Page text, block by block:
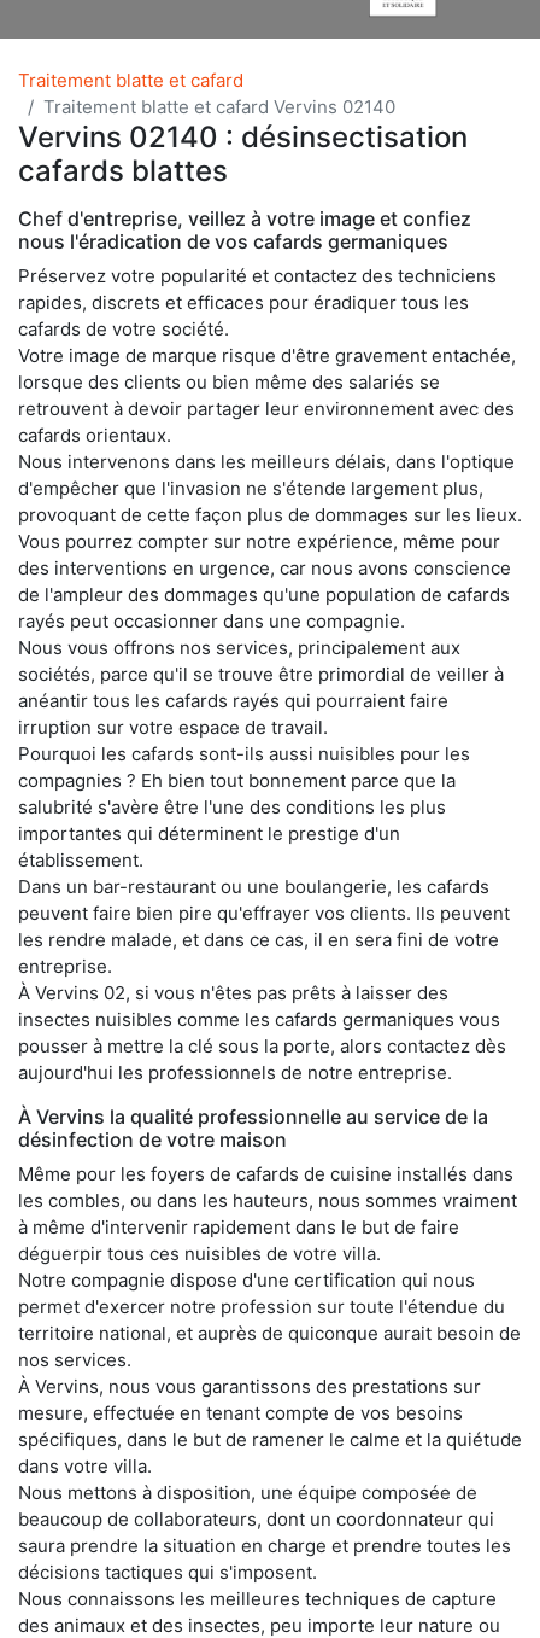
Traitement blatte et cafard
Traitement blatte et cafard Vervins 02140
Vervins 02140 : désinsectisation
cafards blattes
Chef d'entreprise, veillez à votre image et confiez
nous l'éradication de vos cafards germaniques
Préservez votre popularité et contactez des techniciens
rapides, discrets et efficaces pour éradiquer tous les
cafards de votre société.
Votre image de marque risque d'être gravement entachée,
lorsque des clients ou bien même des salariés se
retrouvent à devoir partager leur environnement avec des
cafards orientaux.
Nous intervenons dans les meilleurs délais, dans l'optique
d'empêcher que l'invasion ne s'étende largement plus,
provoquant de cette façon plus de dommages sur les lieux.
Vous pourrez compter sur notre expérience, même pour
des interventions en urgence, car nous avons conscience
de l'ampleur des dommages qu'une population de cafards
rayés peut occasionner dans une compagnie.
Nous vous offrons nos services, principalement aux
sociétés, parce qu'il se trouve être primordial de veiller à
anéantir tous les cafards rayés qui pourraient faire
irruption sur votre espace de travail.
Pourquoi les cafards sont-ils aussi nuisibles pour les
compagnies ? Eh bien tout bonnement parce que la
salubrité s'avère être l'une des conditions les plus
importantes qui déterminent le prestige d'un
établissement.
Dans un bar-restaurant ou une boulangerie, les cafards
peuvent faire bien pire qu'effrayer vos clients. Ils peuvent
les rendre malade, et dans ce cas, il en sera fini de votre
entreprise.
À Vervins 02, si vous n'êtes pas prêts à laisser des
insectes nuisibles comme les cafards germaniques vous
pousser à mettre la clé sous la porte, alors contactez dès
aujourd'hui les professionnels de notre entreprise.
À Vervins la qualité professionnelle au service de la
désinfection de votre maison
Même pour les foyers de cafards de cuisine installés dans
les combles, ou dans les hauteurs, nous sommes vraiment
à même d'intervenir rapidement dans le but de faire
déguerpir tous ces nuisibles de votre villa.
Notre compagnie dispose d'une certification qui nous
permet d'exercer notre profession sur toute l'étendue du
territoire national, et auprès de quiconque aurait besoin de
nos services.
À Vervins, nous vous garantissons des prestations sur
mesure, effectuée en tenant compte de vos besoins
spécifiques, dans le but de ramener le calme et la quiétude
dans votre villa.
Nous mettons à disposition, une équipe composée de
beaucoup de collaborateurs, dont un coordonnateur qui
saura prendre la situation en charge et prendre toutes les
décisions tactiques qui s'imposent.
Nous connaissons les meilleures techniques de capture
des animaux et des insectes, peu importe leur nature ou